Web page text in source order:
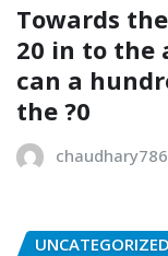
Towards
20 in to the
can a
the ?0
chaudhary786
UNCATEGORIZED